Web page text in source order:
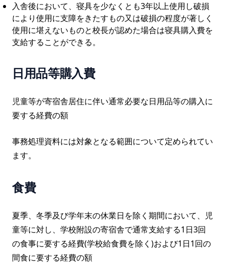
入舎後において、寝具を少なくとも3年以上使用し破損
により使用に支障をきたすもの又は破損の程度が著しく
使用に堪えないものと校長が認めた場合は寝具購入費を
支給することができる。
日用品等購入費
児童等が寄宿舎居住に伴い通常必要な日用品等の購入に
要する経費の額
事務処理資料には対象となる範囲について定められてい
ます。
食費
夏季、冬季及び学年末の休業日を除く期間において、児
童等に対し、学校附設の寄宿舎で通常支給する1日3回
の食事に要する経費(学校給食費を除く)および1日1回の
間食に要する経費の額